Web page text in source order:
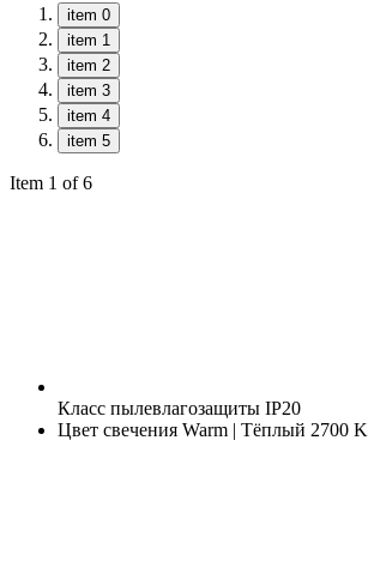
item 0
item 1
item 2
item 3
item 4
item 5
Item 1 of 6
Класс пылевлагозащиты IP20
Цвет свечения Warm | Тёплый 2700 K